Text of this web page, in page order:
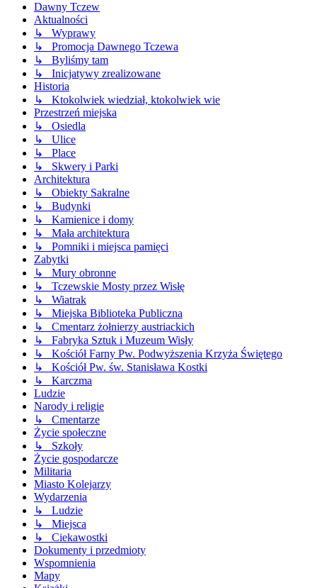
Dawny Tczew
Aktualności
↳ Wyprawy
↳ Promocja Dawnego Tczewa
↳ Byliśmy tam
↳ Inicjatywy zrealizowane
Historia
↳ Ktokolwiek wiedział, ktokolwiek wie
Przestrzeń miejska
↳ Osiedla
↳ Ulice
↳ Place
↳ Skwery i Parki
Architektura
↳ Obiekty Sakralne
↳ Budynki
↳ Kamienice i domy
↳ Mała architektura
↳ Pomniki i miejsca pamięci
Zabytki
↳ Mury obronne
↳ Tczewskie Mosty przez Wisłę
↳ Wiatrak
↳ Miejska Biblioteka Publiczna
↳ Cmentarz żołnierzy austriackich
↳ Fabryka Sztuk i Muzeum Wisły
↳ Kościół Farny Pw. Podwyższenia Krzyża Świętego
↳ Kościół Pw. św. Stanisława Kostki
↳ Karczma
Ludzie
Narody i religie
↳ Cmentarze
Życie społeczne
↳ Szkoły
Życie gospodarcze
Militaria
Miasto Kolejarzy
Wydarzenia
↳ Ludzie
↳ Miejsca
↳ Ciekawostki
Dokumenty i przedmioty
Wspomnienia
Mapy